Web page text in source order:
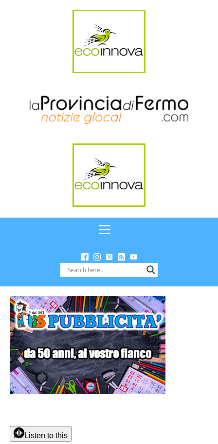
Listen to this